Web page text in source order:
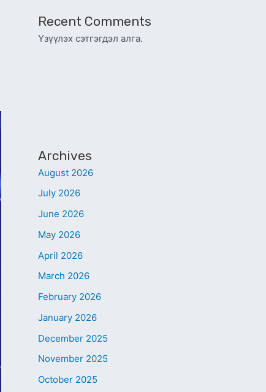
Recent Comments
Үзүүлэх сэтгэгдэл алга.
Archives
August 2026
July 2026
June 2026
May 2026
April 2026
March 2026
February 2026
January 2026
December 2025
November 2025
October 2025